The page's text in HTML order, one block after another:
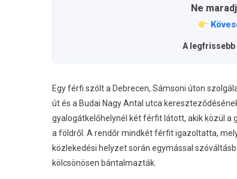
Ne
A
Egy férfi szólt a Debrecen, Sámsoni úton
út és a Budai Nagy Antal utca
gyalogátkelőhelynél két férfit látott, akik közül a
a földről. A rendőr mindkét férfit igazoltatta,
közlekedési helyzet során egymással
kölcsönösen bántalmazták.